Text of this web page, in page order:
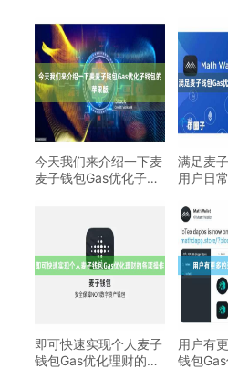
今天我们来介绍一下麦
麦子钱包Gas优化子钱
满足麦
用户日
即可快速实现个人麦子
钱包Gas优化理财的各
用户有
钱包